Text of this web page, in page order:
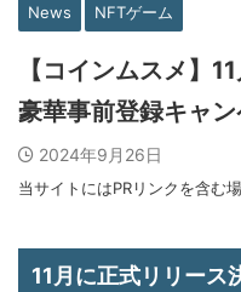
News NFTゲーム
【コインムスメ】
豪華事前登録キャン
2024年9月26日
当サイトにはPRリンクを含む
11月に正式リリース